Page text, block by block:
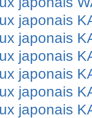
japonais
japonais
japonais
japonais
japonais
japonais